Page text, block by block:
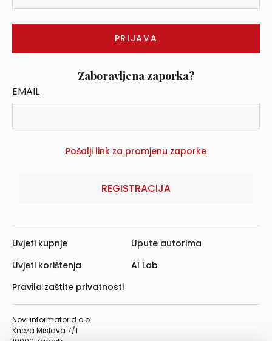
Zaboravljena zaporka?
EMAIL
REGISTRACIJA
Novi informator d.o.o.
Kneza Mislava 7/1
Uvjeti kupnje
Uvjeti korištenja
Pravila zaštite privatnosti
Upute autorima
AI Lab